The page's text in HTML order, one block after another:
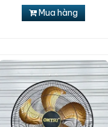
Mua hàng